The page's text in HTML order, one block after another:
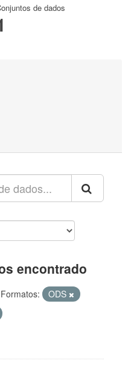
de dados
encontrado
Formatos:
ODS